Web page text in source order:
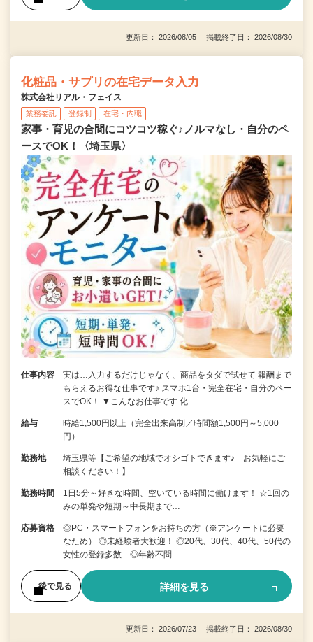
更新日： 2026/08/05 掲載終了日： 2026/08/30
化粧品・サプリの在宅データ入力
株式会社リアル・フェイス
業務委託 登録制 在宅・内職
家事・育児の合間にコツコツ稼ぐ♪ノルマなし・自分のペ
ースでOK！〈埼玉県〉
仕事内容
実は…入力するだけじゃなく、商品をタダで試せて 報酬まで
もらえるお得な仕事です♪ スマホ1台・完全在宅・自分のペー
スでOK！ ▼こんなお仕事です 化…
給与
時給1,500円以上（完全出来高制／時間額1,500円～5,000
円）
勤務地
埼玉県等【ご希望の地域でオシゴトできます♪ お気軽にご
相談ください！】
勤務時間
1日5分～好きな時間、空いている時間に働けます！ ☆1回の
みの単発や短期～中長期まで…
応募資格
◎PC・スマートフォンをお持ちの方（※アンケートに必要
なため） ◎未経験者大歓迎！ ◎20代、30代、40代、50代の
女性の登録多数 ◎年齢不問
後で見る 詳細を見る
更新日： 2026/07/23 掲載終了日： 2026/08/30